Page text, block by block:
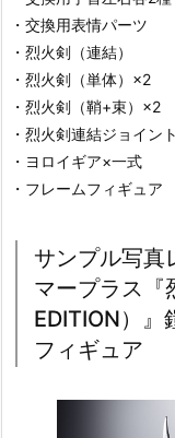
・交換用表情パーツ
・烈火剣（連結）
・烈火剣（単体）×2
・烈火剣（鞘+束）×2
・烈火剣連結ジョイント
・ヨロイギア×一式
・フレームフィギュア
サンプル写真
マープラス『
EDITION）』
フィギュア